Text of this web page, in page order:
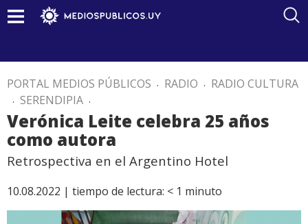
PORTAL MEDIOS PÚBLICOS . RADIO . RADIO CULTURA
. SERENDIPIA .
Verónica Leite celebra 25 años
como autora
Retrospectiva en el Argentino Hotel
10.08.2022 | tiempo de lectura: < 1 minuto